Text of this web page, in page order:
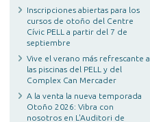
Inscripciones abiertas para los
cursos de otoño del Centre
Cívic PELL a partir del 7 de
septiembre
Vive el verano más refrescante a
las piscinas del PELL y del
Complex Can Mercader
A la venta la nueva temporada
Otoño 2026: Vibra con
nosotros en L'Auditori de